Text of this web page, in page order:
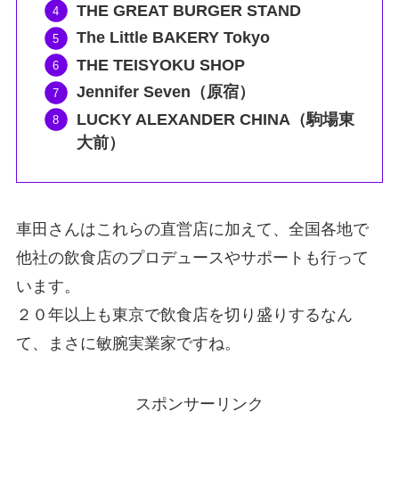
THE GREAT BURGER STAND
The Little BAKERY Tokyo
THE TEISYOKU SHOP
Jennifer Seven（原宿）
LUCKY ALEXANDER CHINA（駒場東
大前）
車田さんはこれらの直営店に加えて、全国各地で
他社の飲食店のプロデュースやサポートも行って
います。
２０年以上も東京で飲食店を切り盛りするなん
て、まさに敏腕実業家ですね。
スポンサーリンク